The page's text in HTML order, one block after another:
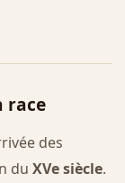
race
des
du XVe siècle.